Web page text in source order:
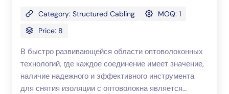
Category: Structured Cabling
MOQ: 1
Price: 8
В быстро развивающейся области оптоволоконных
технологий, где каждое соединение имеет значение,
наличие надежного и эффективного инструмента
для снятия изоляции с оптоволокна является